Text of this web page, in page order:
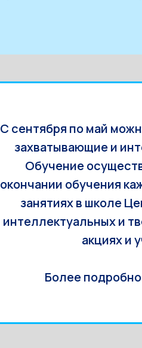
С сентября по май
захватывающие и
Обучение
окончании обучения
занятиях в школе
интеллектуальных и
акциях и
Более